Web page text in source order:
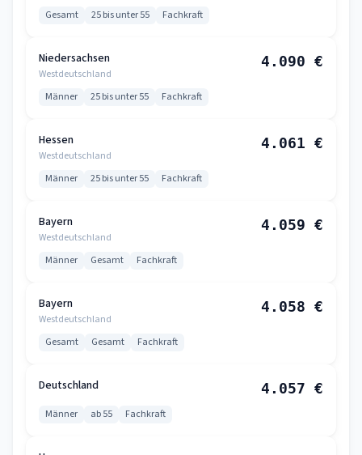
Gesamt 25 bis unter 55 Fachkraft
Niedersachsen
Westdeutschland
4.090 €
Männer 25 bis unter 55 Fachkraft
Hessen
Westdeutschland
4.061 €
Männer 25 bis unter 55 Fachkraft
Bayern
Westdeutschland
4.059 €
Männer Gesamt Fachkraft
Bayern
Westdeutschland
4.058 €
Gesamt Gesamt Fachkraft
Deutschland 4.057 €
Männer ab 55 Fachkraft